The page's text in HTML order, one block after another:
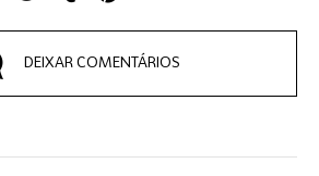
DEIXAR COMENTÁRIOS